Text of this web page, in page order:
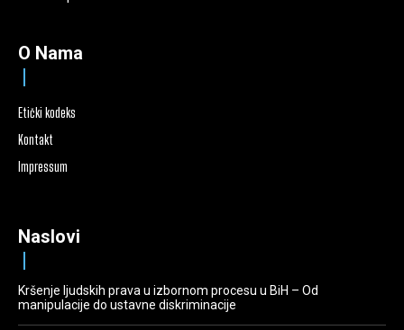
O Nama
Etički kodeks
Kontakt
Impressum
Naslovi
Kršenje ljudskih prava u izbornom procesu u BiH – Od
manipulacije do ustavne diskriminacije